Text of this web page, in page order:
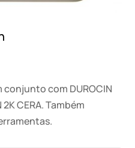
€
€
com DUROCIN
2K CERA. Também